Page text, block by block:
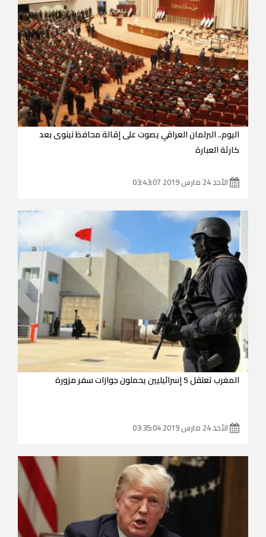
اليوم.. البرلمان العراقي يصوت على إقالة محافظ نينوى بعد
كارثة العبارة
الأحد 24 مارس 2019 03:43:07
المغرب تعتقل 5 إسرائيليين يحملون جوازات سفر مزورة
الأحد 24 مارس 2019 03:35:04